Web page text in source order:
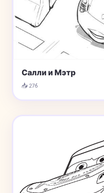
Салли и Мэтр
📥 276